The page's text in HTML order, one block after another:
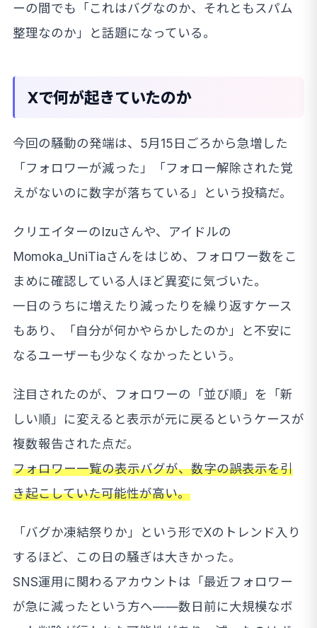
ーの間でも「これはバグなのか、それともスパム
整理なのか」と話題になっている。
Xで何が起きていたのか
今回の騒動の発端は、5月15日ごろから急増した
「フォロワーが減った」「フォロー解除された覚
えがないのに数字が落ちている」という投稿だ。
クリエイターのIzuさんや、アイドルの
Momoka_UniTiaさんをはじめ、フォロワー数をこ
まめに確認している人ほど異変に気づいた。
一日のうちに増えたり減ったりを繰り返すケース
もあり、「自分が何かやらかしたのか」と不安に
なるユーザーも少なくなかったという。
注目されたのが、フォロワーの「並び順」を「新
しい順」に変えると表示が元に戻るというケースが
複数報告された点だ。
フォロワー一覧の表示バグが、数字の誤表示を引
き起こしていた可能性が高い。
「バグか凍結祭りか」という形でXのトレンド入り
するほど、この日の騒ぎは大きかった。
SNS運用に関わるアカウントは「最近フォロワー
が急に減ったという方へ——数日前に大規模なボ